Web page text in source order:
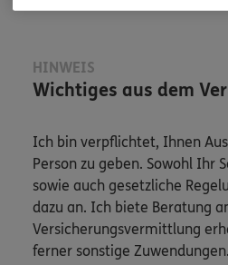
HINWEIS
Wichtiges aus dem
Ich bin verpflichtet, Ihnen
Person zu geben. Sowohl Ihr
sowie auch gesetzliche
dazu an. Ich biete Beratung
Versicherungsvermittlung
ferner sonstige Zuwendungen.